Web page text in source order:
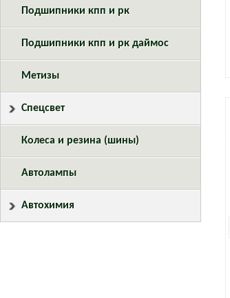
Подшипники кпп и рк
Подшипники кпп и рк даймос
Метизы
Спецсвет
Колеса и резина (шины)
Автолампы
Автохимия